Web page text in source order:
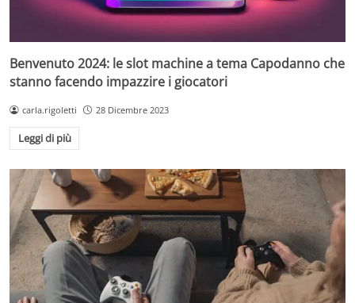
Benvenuto 2024: le slot machine a tema Capodanno che
stanno facendo impazzire i giocatori
carla.rigoletti 28 Dicembre 2023
Leggi di più